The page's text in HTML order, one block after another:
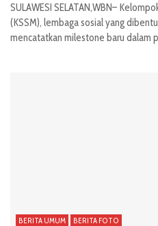
SULAWESI SELATAN,WBN–
(KSSM), lembaga sosial yang
mencatatkan milestone baru dalam
BERITA UMUM BERITA FOTO